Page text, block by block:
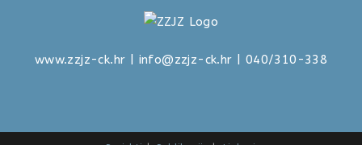
www.zzjz-ck.hr info@zzjz-ck.hr | 040/310-338